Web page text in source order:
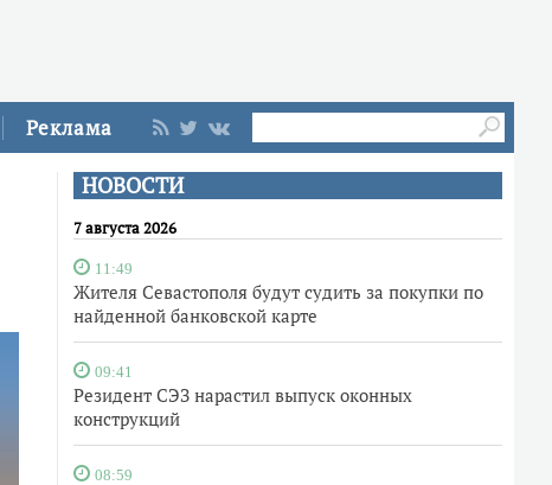
Реклама
НОВОСТИ
7 августа 2026
11:49
Жителя Севастополя будут судить за покупки по
найденной банковской карте
09:41
Резидент СЭЗ нарастил выпуск оконных
конструкций
08:59